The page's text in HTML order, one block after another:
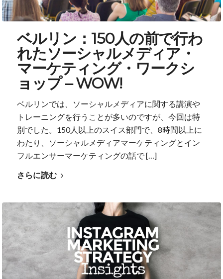
ベルリン：150人の前で行わ
れたソーシャルメディア・
マーケティング・ワークシ
ョップ – WOW!
ベルリンでは、ソーシャルメディアに関する講演や
トレーニングを行うことが多いのですが、今回は特
別でした。150人以上のスイス部門で、8時間以上に
わたり、ソーシャルメディアマーケティングとイン
フルエンサーマーケティングの話で […]
さらに読む